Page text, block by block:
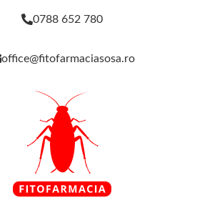
0788 652 780
office@fitofarmaciasosa.ro